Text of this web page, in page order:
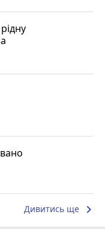
Дивитись ще keyboard_arrow_right